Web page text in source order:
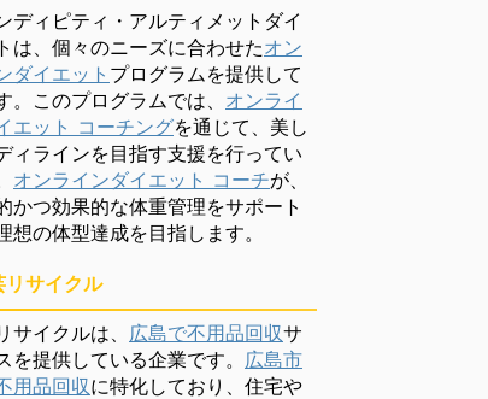
ディピティ・アルティメットダイ
は、個々のニーズに合わせたオン
ダイエット プログラムを提供して
。このプログラムでは、 オンライ
エット コーチングを通じて、美し
ィラインを目指す支援を行ってい
オンラインダイエット コーチが、
かつ効果的な体重管理をサポート
想の体型達成を目指します。
リサイクル
サイクルは、 広島で不用品回収サ
を提供している企業です。 広島市
用品回収に特化しており、住宅や